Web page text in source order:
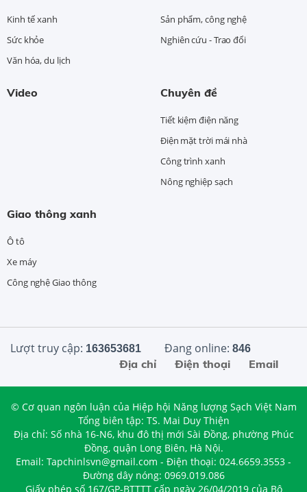
Kinh tế xanh
Sức khỏe
Văn hóa, du lịch
Sản phẩm, công nghệ
Nghiên cứu - Trao đổi
Video Chuyên đề
Tiết kiệm điện năng
Điện mặt trời mái nhà
Công trình xanh
Nông nghiệp sạch
Giao thông xanh
Ô tô
Xe máy
Công nghệ Giao thông
Lượt truy cập: 163653681 Đang online: 846
Email
Điện thoại
Địa chỉ
© Cơ quan ngôn luận của Hiệp hội Năng lượng Sạch Việt Nam
Tổng biên tập: TS. Mai Duy Thiện
Địa chỉ: Số nhà 16-N6, khu đô thị mới Sài Đồng, phường Phúc
Đồng, quận Long Biên, Hà Nội.
Email: Tapchinlsvn@gmail.com - Điện thoại: 024.6659.3553 -
Đường dây nóng: 0969.019.086
Giấy phép số 167/GP-BTTTT cấp ngày 26/04/2019 của Bộ